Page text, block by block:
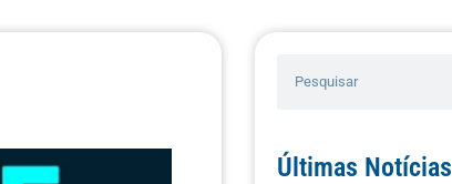
Últimas Notícias